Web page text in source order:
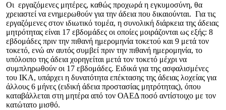
Οι εργαζόμενες μητέρες, καθώς προχωρά η εγκυμοσύνη, θα
χρειαστεί να ενημερωθούν για την άδεια που δικαιούνται. Για τις
εργαζόμενες στον ιδιωτικό τομέα, η συνολική διάρκεια της άδειας
μητρότητας είναι 17 εβδομάδες οι οποίες μοιράζονται ως εξής: 8
εβδομάδες πριν την πιθανή ημερομηνία τοκετού και 9 μετά τον
τοκετό, ενώ αν αυτός συμβεί πριν την πιθανή ημερομηνία, το
υπόλοιπο της άδεια χορηγείται μετά τον τοκετό μέχρι να
συμπληρωθούν οι 17 εβδομάδες. Ειδικά για της ασφαλισμένες
του ΙΚΑ, υπάρχει η δυνατότητα επέκτασης της άδειας λοχείας για
άλλους 6 μήνες (ειδική άδεια προστασίας μητρότητας), όπου
καταβάλλεται στη μητέρα από τον ΟΑΕΔ ποσό αντίστοιχο με τον
κατώτατο μισθό.